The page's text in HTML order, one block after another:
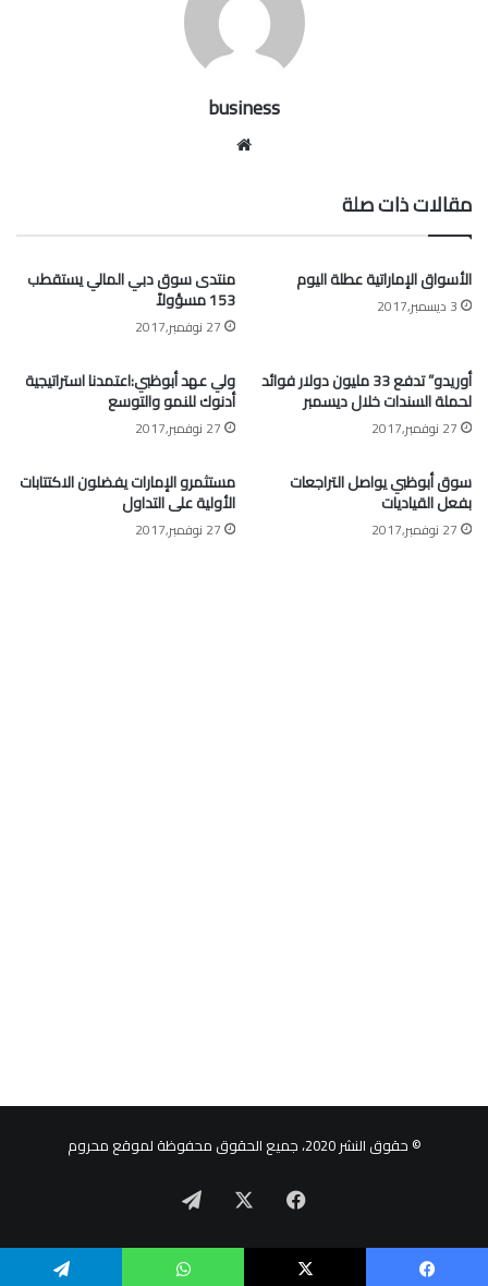
business
مقالات ذات صلة
الأسواق الإماراتية عطلة اليوم
3 ديسمبر,2017
منتدى سوق دبي المالي يستقطب
153 مسؤولاً
27 نوفمبر,2017
أوريدو” تدفع 33 مليون دولار فوائد
لحملة السندات خلال ديسمبر
27 نوفمبر,2017
ولي عهد أبوظبي:اعتمدنا استراتيجية
أدنوك للنمو والتوسع
27 نوفمبر,2017
سوق أبوظبي يواصل التراجعات
بفعل القياديات
27 نوفمبر,2017
مستثمرو الإمارات يفضلون الاكتتابات
الأولية على التداول
27 نوفمبر,2017
© حقوق النشر 2020، جميع الحقوق محفوظة لموقع محروم
فيسبوك تيلقرام